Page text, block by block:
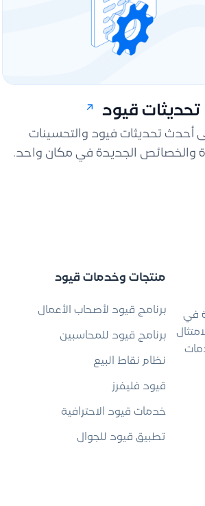
قيود
أحدث تحديثات فيود والتحسينات
والخصائص الجديدة في مكان واحد.
في
منتجات وخدمات قيود
برنامج قيود لأصحاب الأعمال
برنامج قيود للمحاسبين
نظام نقاط البيع
قيود فليفرز
خدمات قيود الاحترافية
تطبيق قيود للجوال